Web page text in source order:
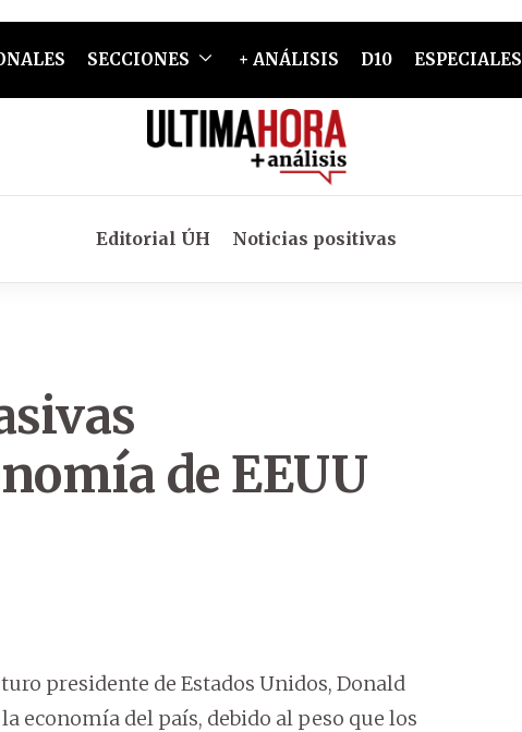
SECCIONES + ANÁLISIS D10 ESPECIALES
Editorial ÚH Noticias positivas
de EEUU
presidente de Estados Unidos, Donald
economía del país, debido al peso que los